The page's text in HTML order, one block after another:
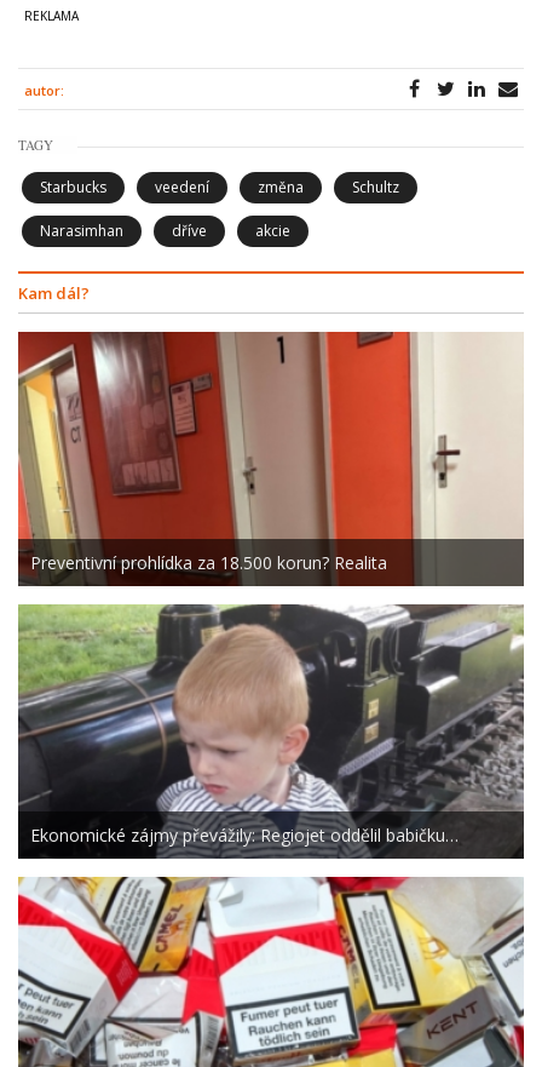
autor:
TAGY
Starbucks veedení změna Schultz
Narasimhan dříve akcie
Kam dál?
Preventivní prohlídka za 18.500 korun? Realita
Ekonomické zájmy převážily: Regiojet oddělil babičku…